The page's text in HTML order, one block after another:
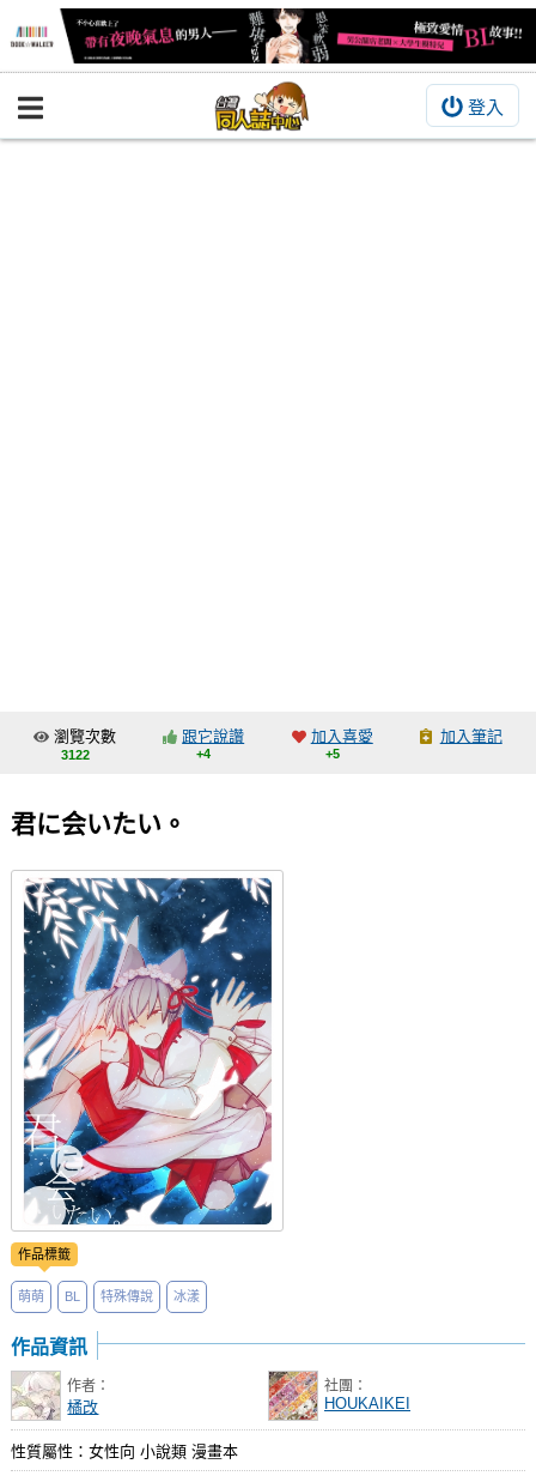
登入
BOOKY書集倉庫
交流中心
會員功能選單
會員中心
註冊會員
登入
瀏覽次數
3122
跟它說讚
+4
加入喜愛
+5
加入筆記
君に会いたい。
作品標籤
萌萌 BL 特殊傳說 冰漾
作品資訊
作者：
橘改
社團：
HOUKAIKEI
性質屬性：女性向 小說類 漫畫本